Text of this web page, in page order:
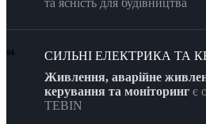
та ясність для будівництва
04
СИЛЬНІ ЕЛЕКТРИКА ТА
Живлення, аварійне
керування та моніторинг є
TEBIN